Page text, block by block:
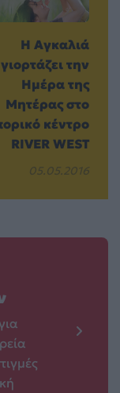
Η Αγκαλιά
γιορτάζει την
Ημέρα της
Μητέρας στο
κέντρο
RIVER WEST
05.05.2016